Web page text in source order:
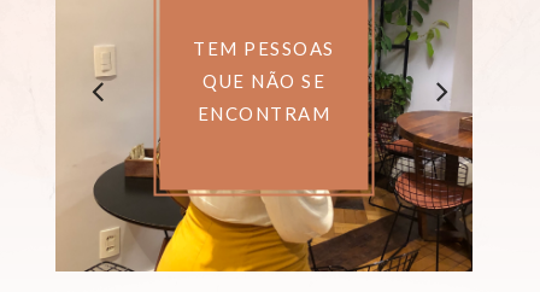
TEM PESSOAS
QUE NÃO SE
ENCONTRAM